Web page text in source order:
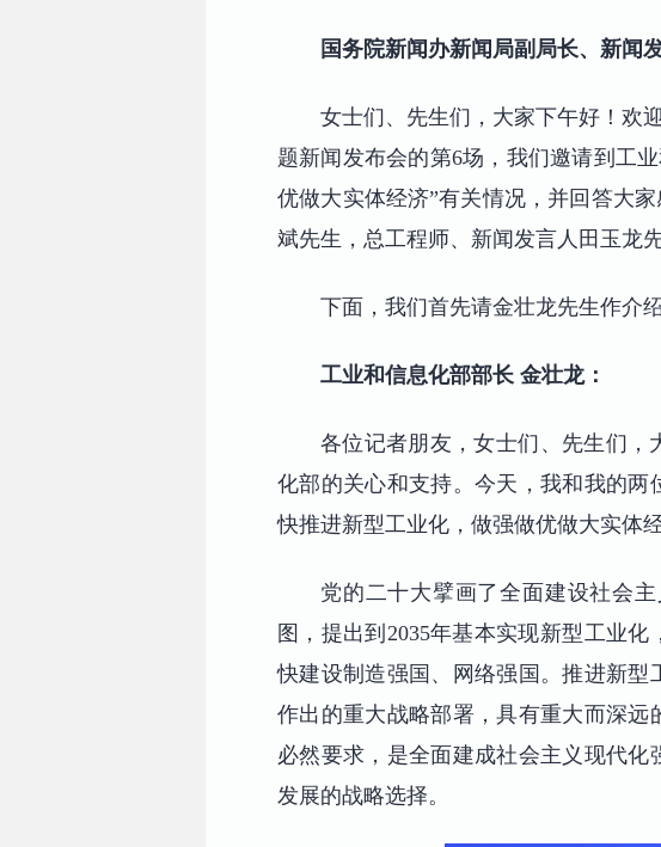
国务院新闻办新闻局副局长、新闻
女士们、先生们，大家下午好！欢
题新闻发布会的第6场，我们邀请到工
优做大实体经济”有关情况，并回答大
斌先生，总工程师、新闻发言人田玉龙先
下面，我们首先请金壮龙先生作介绍
工业和信息化部部长 金壮龙：
各位记者朋友，女士们、先生们，
化部的关心和支持。今天，我和我的
快推进新型工业化，做强做优做大实体经
党的二十大擘画了全面建设社会
图，提出到2035年基本实现新型工业
快建设制造强国、网络强国。推进新
作出的重大战略部署，具有重大而深
必然要求，是全面建成社会主义现代
发展的战略选择。